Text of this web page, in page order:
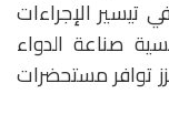
تيسير الإجراءات
صناعة الدواء
توافر مستحضرات